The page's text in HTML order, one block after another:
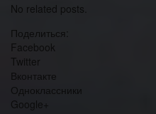
No related posts.
Поделиться:
Facebook
Twitter
Вконтакте
Одноклассники
Google+